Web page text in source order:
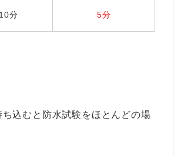
分 5分
込むと防水試験をほとんどの場